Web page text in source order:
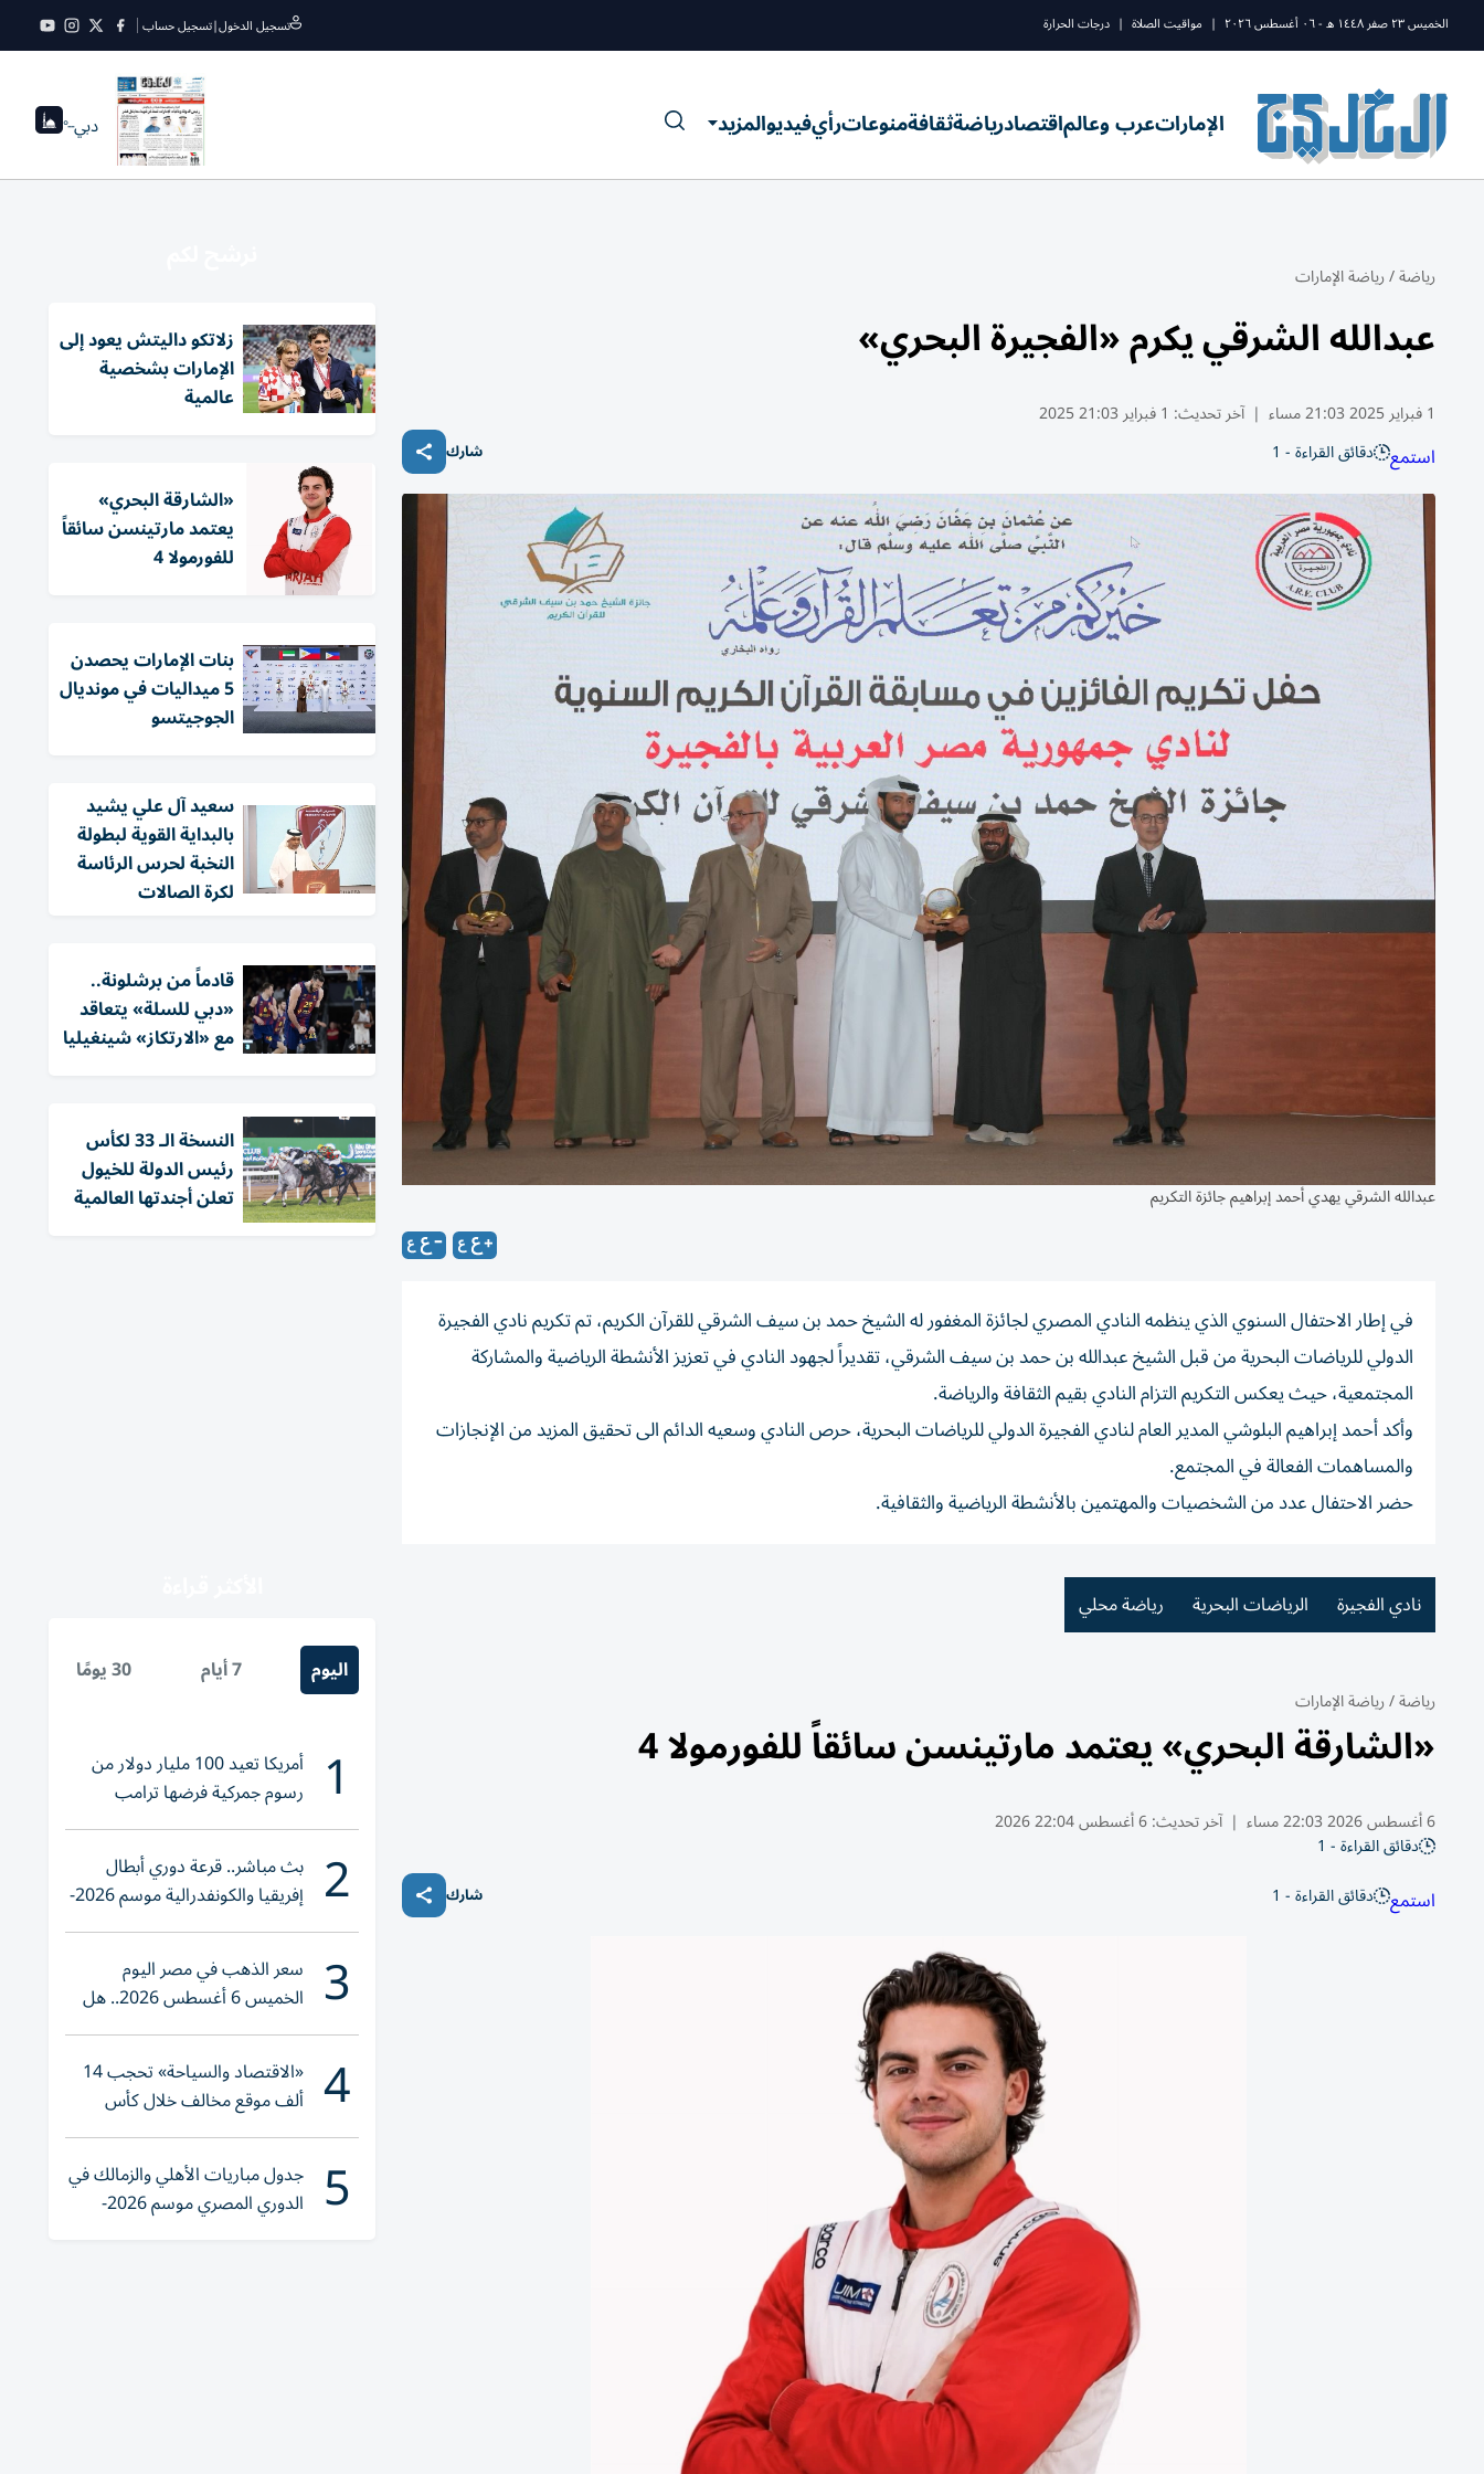
الخميس ٢٣ صفر ١٤٤٨ ه - ٠٦ أغسطس ٢٠٢٦ | مواقيت الصلاة | درجات الحرارة تسجيل الدخول|تسجيل حساب
الإماراتعرب وعالماقتصادرياضةثقافةمنوعاترأيفيديوالمزيد دبي--°
رياضة/رياضة الإمارات
عبدالله الشرقي يكرم «الفجيرة البحري»
1 فبراير 2025 21:03 مساء | آخر تحديث: 1 فبراير 21:03 2025
استمع دقائق القراءة - 1 شارك
عبدالله الشرقي يهدي أحمد إبراهيم جائزة التكريم
في إطار الاحتفال السنوي الذي ينظمه النادي المصري لجائزة المغفور له الشيخ حمد بن سيف الشرقي للقرآن الكريم، تم تكريم نادي الفجيرة
الدولي للرياضات البحرية من قبل الشيخ عبدالله بن حمد بن سيف الشرقي، تقديراً لجهود النادي في تعزيز الأنشطة الرياضية والمشاركة
المجتمعية، حيث يعكس التكريم التزام النادي بقيم الثقافة والرياضة.
وأكد أحمد إبراهيم البلوشي المدير العام لنادي الفجيرة الدولي للرياضات البحرية، حرص النادي وسعيه الدائم الى تحقيق المزيد من الإنجازات
والمساهمات الفعالة في المجتمع.
حضر الاحتفال عدد من الشخصيات والمهتمين بالأنشطة الرياضية والثقافية.
نادي الفجيرة الرياضات البحرية رياضة محلي
رياضة/رياضة الإمارات
«الشارقة البحري» يعتمد مارتينسن سائقاً للفورمولا 4
6 أغسطس 2026 22:03 مساء | آخر تحديث:6 أغسطس 22:04 2026
دقائق القراءة - 1
استمع دقائق القراءة - 1 شارك
زلاتكو داليتش يعود إلى
الإمارات بشخصية
عالمية
«الشارقة البحري»
يعتمد مارتينسن سائقاً
للفورمولا 4
بنات الإمارات يحصدن
5 ميداليات في مونديال
الجوجيتسو
سعيد آل علي يشيد
بالبداية القوية لبطولة
النخبة لحرس الرئاسة
لكرة الصالات
قادماً من برشلونة..
«دبي للسلة» يتعاقد
مع «الارتكاز» شينغيليا
النسخة الـ 33 لكأس
رئيس الدولة للخيول
تعلن أجندتها العالمية
اليوم 7 أيام 30 يومًا
1 أمريكا تعيد 100 مليار دولار من
رسوم جمركية فرضها ترامب
2 بث مباشر.. قرعة دوري أبطال
إفريقيا والكونفدرالية موسم 2026-
2027
3 سعر الذهب في مصر اليوم
الخميس 6 أغسطس 2026.. هل
تنوي الشراء؟
4 «الاقتصاد والسياحة» تحجب 14
ألف موقع مخالف خلال كأس
العالم 2026
5 جدول مباريات الأهلي والزمالك في
الدوري المصري موسم 2026-